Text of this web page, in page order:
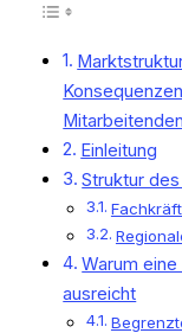
Mitarbeitenden
Einleitung
Struktur
Warum
ausreicht